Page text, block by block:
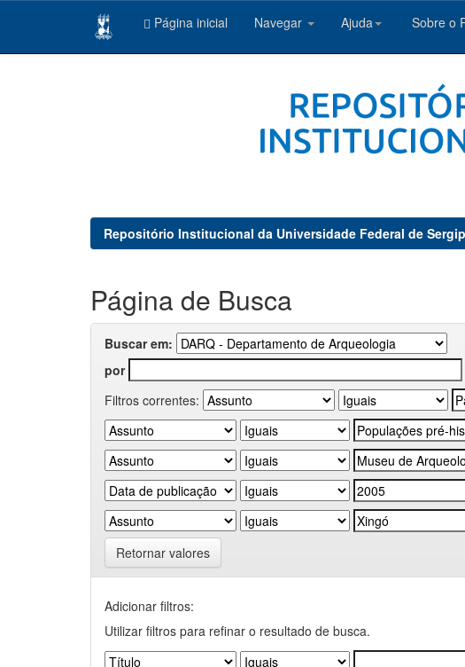
Página inicial Navegar Ajuda Sobre o
Repositório Institucional da Universidade Federal de
Página de Busca
Buscar em:
por
Filtros correntes:
Retornar valores
Adicionar filtros:
Utilizar filtros para refinar o resultado de busca.